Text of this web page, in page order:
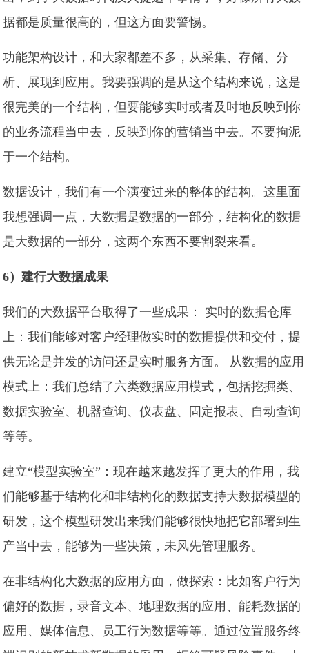
据都是质量很高的，但这方面要警惕。
功能架构设计，和大家都差不多，从采集、存储、分
析、展现到应用。我要强调的是从这个结构来说，这是
很完美的一个结构，但要能够实时或者及时地反映到你
的业务流程当中去，反映到你的营销当中去。不要拘泥
于一个结构。
数据设计，我们有一个演变过来的整体的结构。这里面
我想强调一点，大数据是数据的一部分，结构化的数据
是大数据的一部分，这两个东西不要割裂来看。
6）建行大数据成果
我们的大数据平台取得了一些成果： 实时的数据仓库
上：我们能够对客户经理做实时的数据提供和交付，提
供无论是并发的访问还是实时服务方面。 从数据的应用
模式上：我们总结了六类数据应用模式，包括挖掘类、
数据实验室、机器查询、仪表盘、固定报表、自动查询
等等。
建立“模型实验室”：现在越来越发挥了更大的作用，我
们能够基于结构化和非结构化的数据支持大数据模型的
研发，这个模型研发出来我们能够很快地把它部署到生
产当中去，能够为一些决策，未风先管理服务。
在非结构化大数据的应用方面，做探索：比如客户行为
偏好的数据，录音文本、地理数据的应用、能耗数据的
应用、媒体信息、员工行为数据等等。通过位置服务终